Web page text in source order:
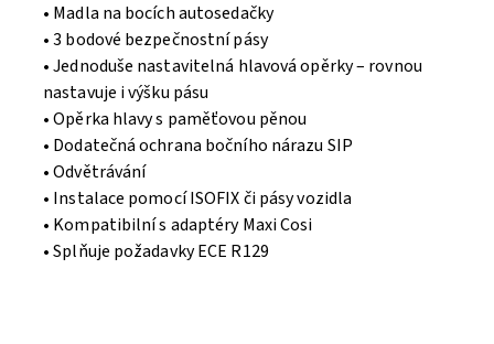
• Madla na bocích autosedačky
• 3 bodové bezpečnostní pásy
• Jednoduše nastavitelná hlavová opěrky – rovnou
nastavuje i výšku pásu
• Opěrka hlavy s paměťovou pěnou
• Dodatečná ochrana bočního nárazu SIP
• Odvětrávání
• Instalace pomocí ISOFIX či pásy vozidla
• Kompatibilní s adaptéry Maxi Cosi
• Splňuje požadavky ECE R129